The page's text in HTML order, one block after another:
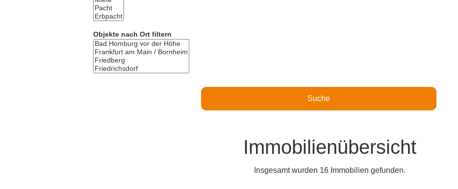
Objekte nach Ort filtern
Immobilienübersicht
Insgesamt wurden 16 Immobilien gefunden.